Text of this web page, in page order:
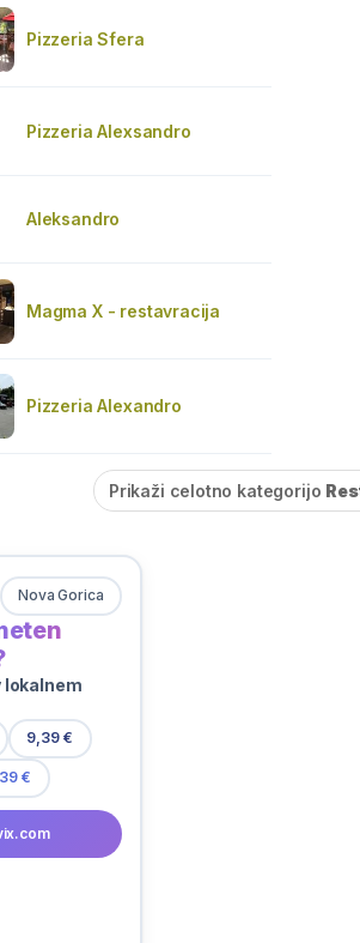
Pizzeria Sfera
Pizzeria Alexsandro
Aleksandro
Magma X - restavracija
Pizzeria Alexandro
Prikaži celotno kategorijo
Nova Gorica
lokalnem
9,39 €
€